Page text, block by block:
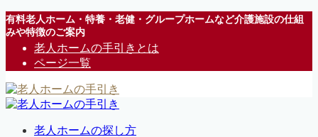
有料老人ホーム・特養・老健・グループホームなど介護施設の仕組
みや特徴のご案内
老人ホームの手引きとは
ページ一覧
老人ホームの探し方